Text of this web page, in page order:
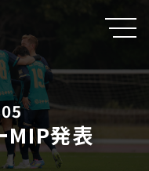
MIP発表